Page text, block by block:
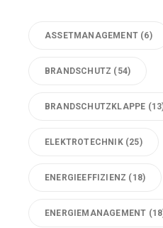
ASSETMANAGEMENT (6)
BRANDSCHUTZ (54)
BRANDSCHUTZKLAPPE
ELEKTROTECHNIK(25)
ENERGIEEFFIZIENZ (18)
ENERGIEMANAGEMENT